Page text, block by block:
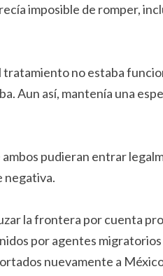
imposible de romper,
tratamiento no estaba
Aun así, mantenía una
pudieran entrar
negativa.
la frontera por cuenta
por agentes
nuevamente a